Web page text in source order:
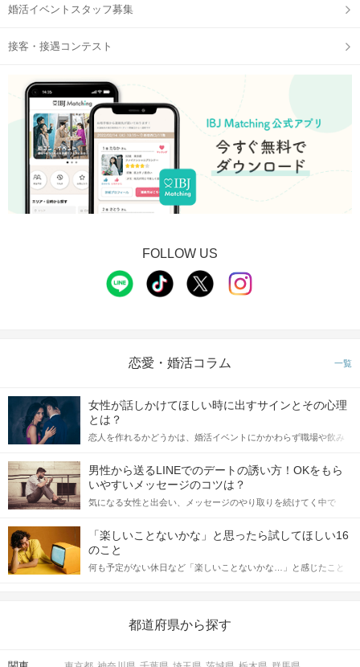
婚活イベントスタッフ募集
接客・接遇コンテスト
FOLLOW US
恋愛・婚活コラム 一覧
女性が話しかけてほしい時に出すサインとその心理
とは？
恋人を作れるかどうかは、婚活イベントにかかわらず職場や飲み
てアプローチできるかにも左右されます。 これから恋人作りを本
格的に始めようとしている方は、女性が異性を求めて出すサイン
をしっかりと理解し、正しい行動に移せるかどうかが重要。 この
記事では、女性が話しかけて欲しい時に出すサインとその心理を
合にどのような行動に繋げるべきかをご紹介していきます。
男性から送るLINEでのデートの誘い方！OKをもら
いやすいメッセージのコツは？
気になる女性と出会い、メッセージのやり取りを続けてく中で
しかし、中には「どう誘ったらいいの？」とお困りの男性もいら
っしゃるのではないでしょうか。 そこで今回は、男性から女性へ
送るLINEでのデートの誘い方のコツをご紹介します。例文も混じ
えながら解説するので、ぜひ参考にしてください。
「楽しいことないかな」と思ったら試してほしい16
のこと
何も予定がない休日など「楽しいことないかな…」と感じたこと
の楽しいことアイデアを集めました♪ いままさに楽しいことを探し
都道府県から探す